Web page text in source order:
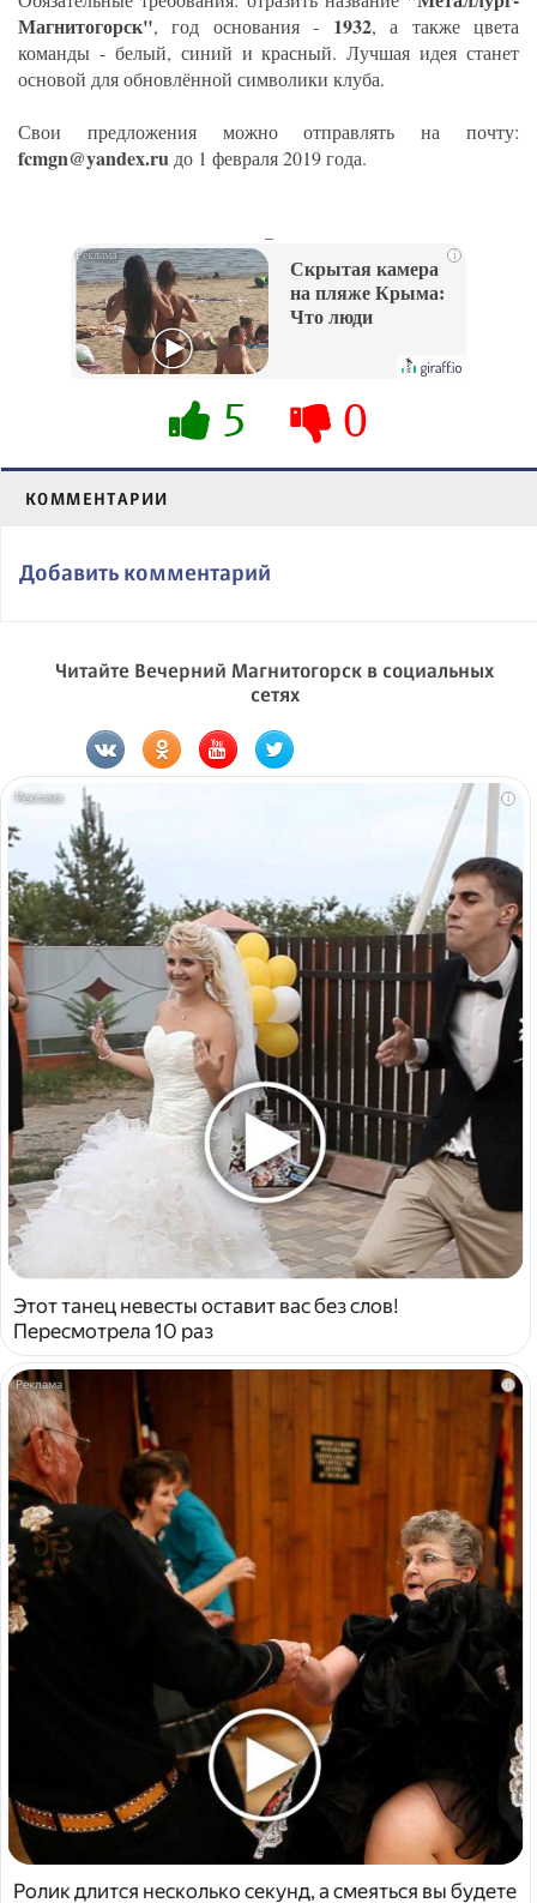
Магнитогорск", год основания - 1932, а также цвета
команды - белый, синий и красный. Лучшая идея станет
основой для обновлённой символики клуба.
Свои предложения можно отправлять на почту:
fcmgn@yandex.ru до 1 февраля 2019 года.
i
Скрытая камера
на пляже Крыма:
Что люди
их не видят...
5 0
КОММЕНТАРИИ
Добавить комментарий
Читайте Вечерний Магнитогорск в социальных
сетях
i
Этот танец невесты оставит вас без слов!
Пересмотрела 10 раз
i
Ролик длится несколько секунд, а смеяться вы будете